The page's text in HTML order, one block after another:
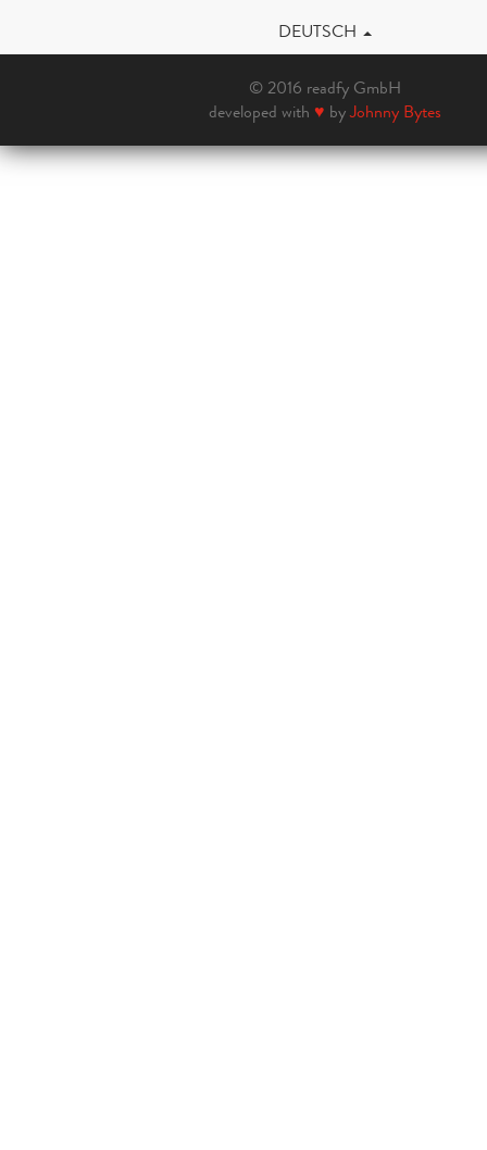
DEUTSCH
© 2016 readfy GmbH
developed with ♥ byJohnny Bytes